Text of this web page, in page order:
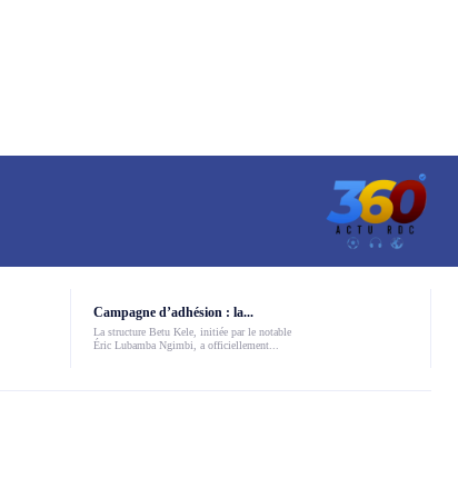
Campagne d’adhésion : la...
La structure Betu Kele, initiée par le notable
Éric Lubamba Ngimbi, a officiellement...